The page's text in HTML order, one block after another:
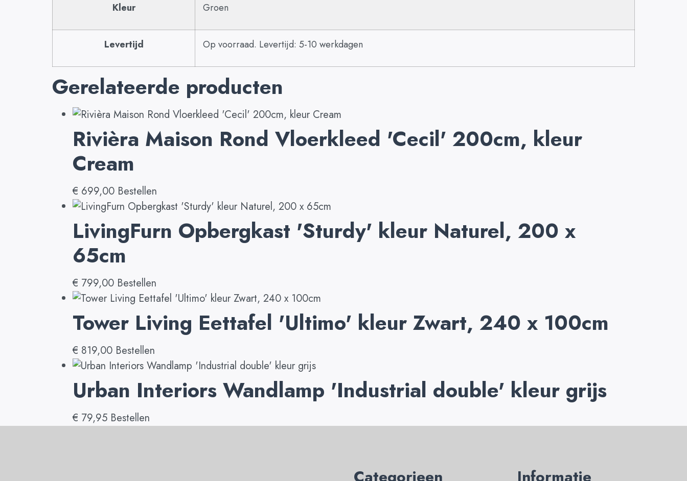
Kleur Groen
Levertijd Op voorraad. Levertijd: 5-10 werkdagen
Gerelateerde producten
Rivièra Maison Rond Vloerkleed 'Cecil' 200cm, kleur
Cream
€ 699,00 Bestellen
LivingFurn Opbergkast 'Sturdy' kleur Naturel, 200 x
65cm
€ 799,00 Bestellen
Tower Living Eettafel 'Ultimo' kleur Zwart, 240 x 100cm
€ 819,00 Bestellen
Urban Interiors Wandlamp 'Industrial double' kleur grijs
€ 79,95 Bestellen